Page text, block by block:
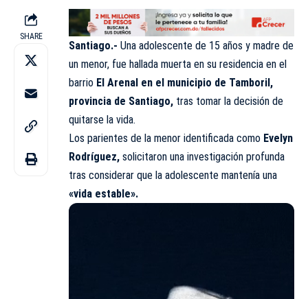
SHARE
Santiago.- Una adolescente de 15 años y madre de
un menor, fue hallada muerta en su residencia en el
barrio El Arenal en el municipio de Tamboril,
provincia de Santiago, tras tomar la decisión de
quitarse la vida.
Los parientes de la menor identificada como Evelyn
Rodríguez, solicitaron una investigación profunda
tras considerar que la adolescente mantenía una
«vida estable».